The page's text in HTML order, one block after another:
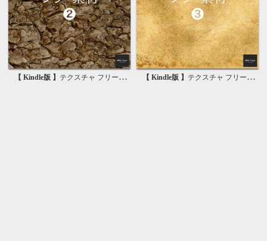
【 Kindle版 】 テクスチャ フリー素材 2 無料で使える画像素材集 【 Kindle版 】 テクスチャ フリー素材 3 無料で使える背景素材集